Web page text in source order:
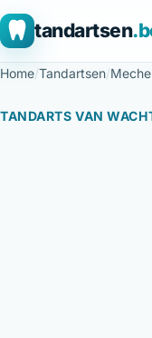
tandartsen
Home/Tandartsen/
TANDARTS VAN